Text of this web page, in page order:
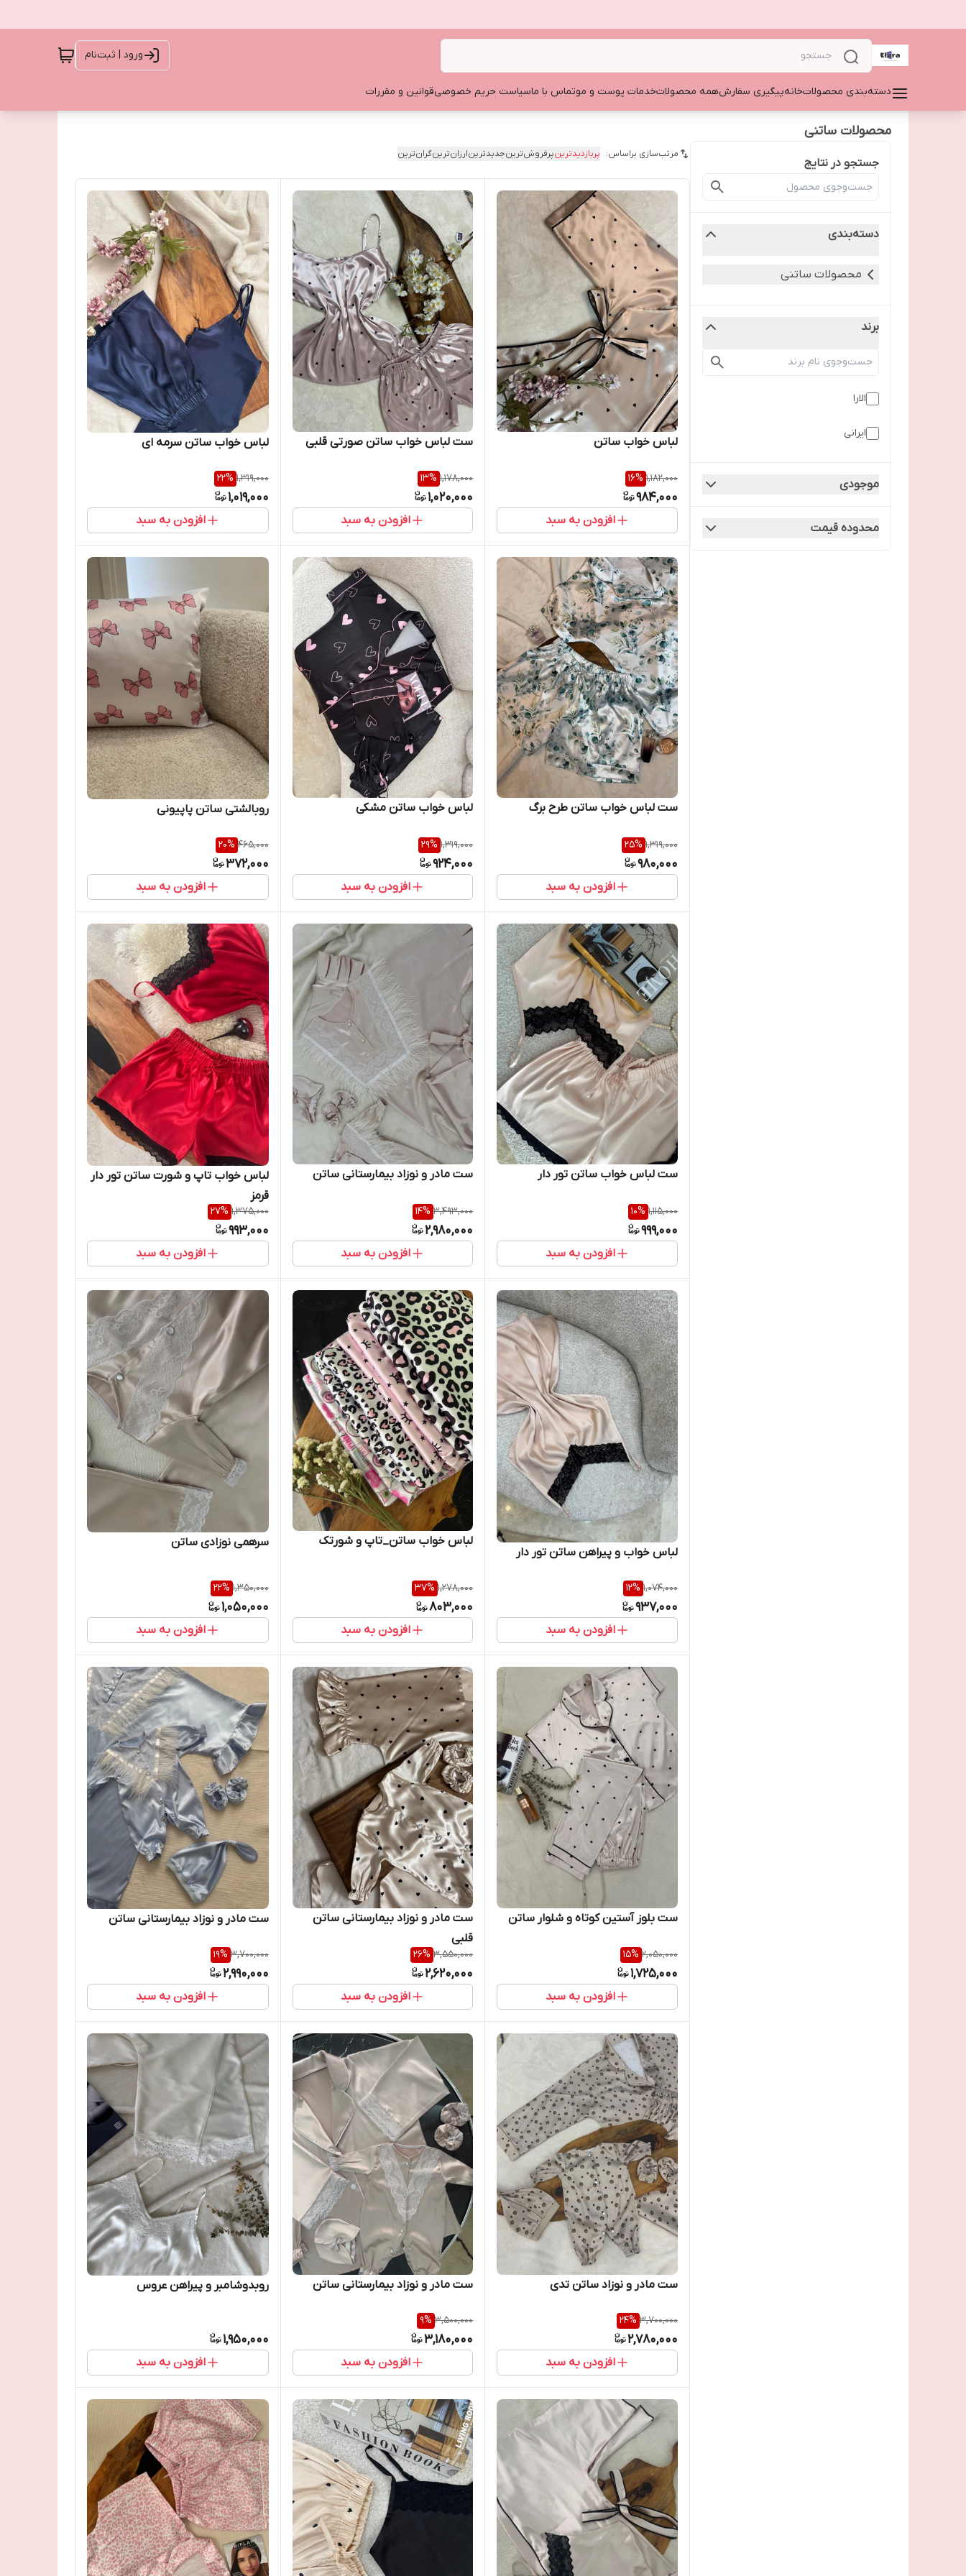
ورود | ثبت‌نام
دسته‌بندی محصولاتخانهپیگیری سفارشهمه محصولاتخدمات پوست و موتماس با ماسیاست حریم خصوصیقوانین و مقررات
محصولات ساتنی
جستجو در نتایج
دسته‌بندی
محصولات ساتنی
برند
الارا
ایرانی
موجودی
محدوده قیمت
مرتب‌سازی براساس: پربازدیدترینپرفروش‌ترینجدیدترینارزان‌ترینگران‌ترین
لباس خواب ساتن
1,182,000
16%
984,000
افزودن به سبد
ست لباس خواب ساتن صورتی قلبی
1,178,000
13%
1,020,000
افزودن به سبد
لباس خواب ساتن سرمه ای
1,319,000
22%
1,019,000
افزودن به سبد
ست لباس خواب ساتن طرح برگ
1,319,000
25%
980,000
افزودن به سبد
لباس خواب ساتن مشکی
1,319,000
29%
924,000
افزودن به سبد
روبالشتی ساتن پاپیونی
465,000
20%
372,000
افزودن به سبد
ست لباس خواب ساتن تور دار
1,115,000
10%
999,000
افزودن به سبد
ست مادر و نوزاد بیمارستانی ساتن
3,493,000
14%
2,980,000
افزودن به سبد
لباس خواب تاپ و شورت ساتن تور دار
قرمز
1,375,000
27%
993,000
افزودن به سبد
لباس خواب و پیراهن ساتن تور دار
1,074,000
12%
937,000
افزودن به سبد
لباس خواب ساتن_تاپ و شورتک
1,278,000
37%
803,000
افزودن به سبد
سرهمی نوزادی ساتن
1,350,000
22%
1,050,000
افزودن به سبد
ست بلوز آستین کوتاه و شلوار ساتن
2,050,000
15%
1,725,000
افزودن به سبد
ست مادر و نوزاد بیمارستانی ساتن
قلبی
3,550,000
26%
2,620,000
افزودن به سبد
ست مادر و نوزاد بیمارستانی ساتن
3,700,000
19%
2,990,000
افزودن به سبد
ست مادر و نوزاد ساتن تدی
3,700,000
24%
2,780,000
افزودن به سبد
ست مادر و نوزاد بیمارستانی ساتن
3,500,000
9%
3,180,000
افزودن به سبد
روبدوشامبر و پیراهن عروس
1,950,000
افزودن به سبد